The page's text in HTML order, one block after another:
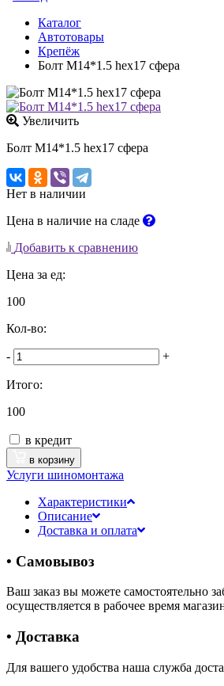
Каталог
Автотовары
Крепёж
Болт М14*1.5 hex17 сфера
Увеличить
Болт М14*1.5 hex17 сфера
Нет в наличии
Цена в наличие на сладе
Добавить к сравнению
Цена за ед:
100
Кол-во:
- +
Итого:
100
в кредит
в корзину
Услуги шиномонтажа
Характеристики
Описание
Доставка и оплата
• Самовывоз
Ваш заказ вы можете самостоятельно
осуществляется в рабочее время
• Доставка
Для вашего удобства наша служба